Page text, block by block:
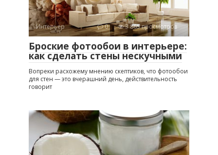
Интерьер 0 3 865 просмотров
Броские фотообои в интерьере:
как сделать стены нескучными
Вопреки расхожему мнению скептиков, что фотообои
для стен — это вчерашний день, действительность
говорит